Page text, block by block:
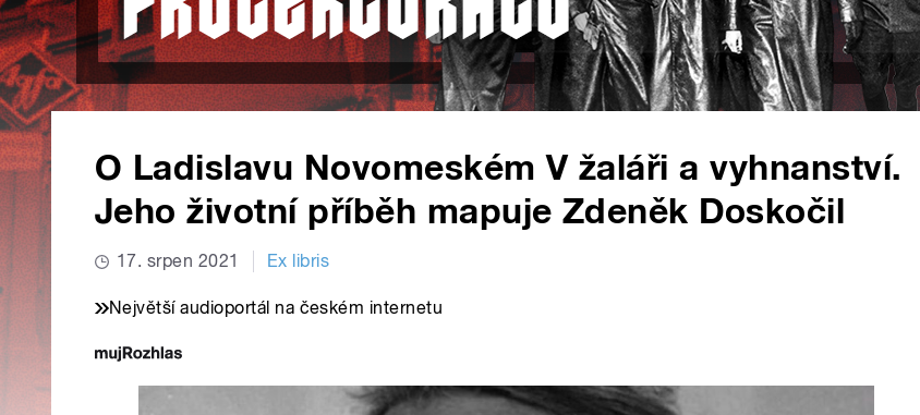
O Ladislavu Novomeském V žaláři a vyhnanství.
Jeho životní příběh mapuje Zdeněk Doskočil
17. srpen 2021 Ex libris
Největší audioportál na českém internetu